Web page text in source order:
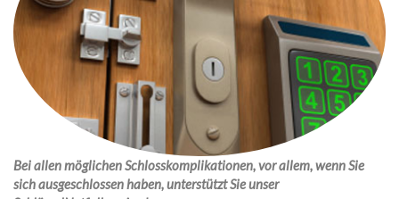
Bei allen möglichen Schlosskomplikationen, vor allem, wenn Sie
sich ausgeschlossen haben, unterstützt Sie unser